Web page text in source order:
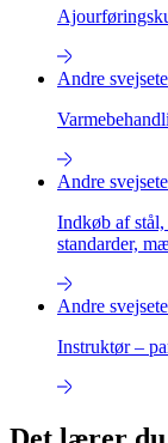
Andre
Andre
Indkøb af
standarder,
Andre
Instruktør –